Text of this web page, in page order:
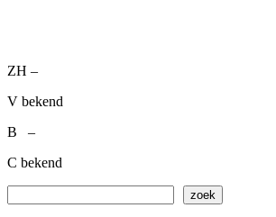
ZH –
V bekend
B –
C bekend
zoek